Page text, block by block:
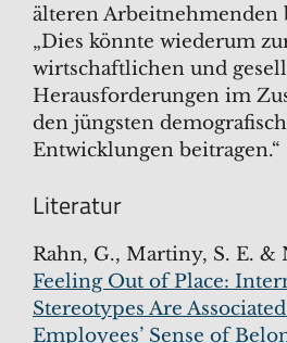
älteren Arbeitnehmenden
„Dies könnte wiederum
wirtschaftlichen und
Herausforderungen im
den jüngsten
Entwicklungen beitragen.“
Literatur
Rahn, G., Martiny, S. E. &
Feeling Out of Place:
Stereotypes Are
Employees’ Sense of